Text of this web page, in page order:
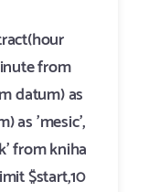
from
datum) as
as 'mesic',
from kniha
$start,10